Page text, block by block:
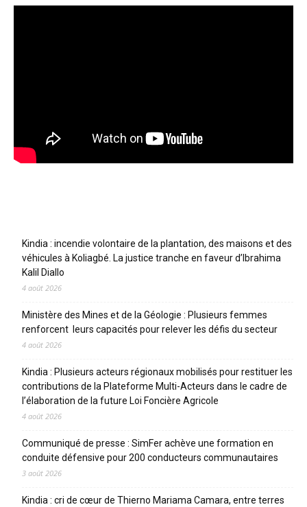
Kindia : incendie volontaire de la plantation, des maisons et des
véhicules à Koliagbé. La justice tranche en faveur d’Ibrahima
Kalil Diallo
4 août 2026
Ministère des Mines et de la Géologie : Plusieurs femmes
renforcent leurs capacités pour relever les défis du secteur
4 août 2026
Kindia : Plusieurs acteurs régionaux mobilisés pour restituer les
contributions de la Plateforme Multi-Acteurs dans le cadre de
l’élaboration de la future Loi Foncière Agricole
4 août 2026
Communiqué de presse : SimFer achève une formation en
conduite défensive pour 200 conducteurs communautaires
3 août 2026
Kindia : cri de cœur de Thierno Mariama Camara, entre terres